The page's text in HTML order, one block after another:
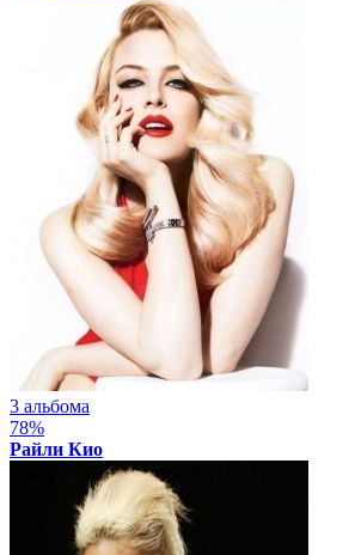
3 альбома
78%
Райли Кио